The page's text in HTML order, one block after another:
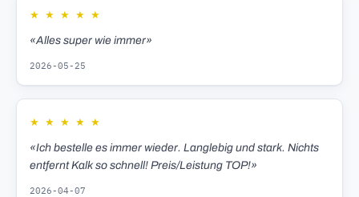
★ ★ ★ ★ ★
«Alles super wie immer»
2026-05-25
★ ★ ★ ★ ★
«Ich bestelle es immer wieder. Langlebig und stark. Nichts
entfernt Kalk so schnell! Preis/Leistung TOP!»
2026-04-07